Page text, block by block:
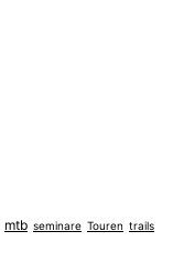
mtb seminare Touren trails